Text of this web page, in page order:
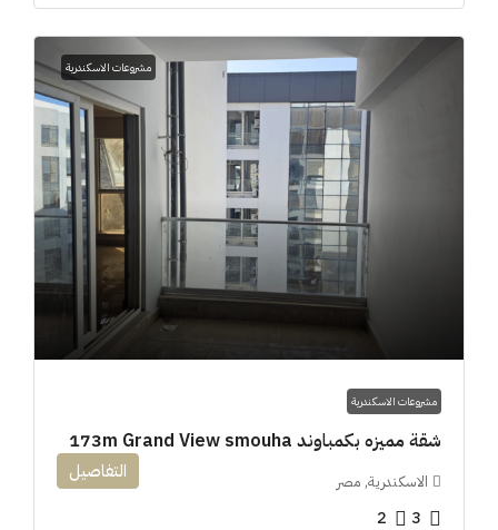
مشروعات الاسكندرية
مشروعات الاسكندرية
شقة مميزه بكمباوند 173m Grand View smouha
الاسكندرية, مصر
3
2
التفاصيل